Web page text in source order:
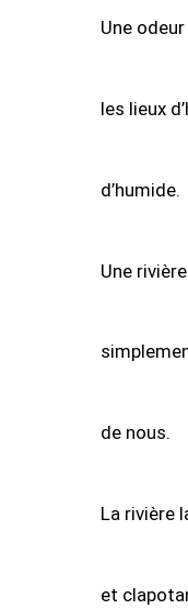
Une
les lieux
d’humide.
Une
de nous.
La
et